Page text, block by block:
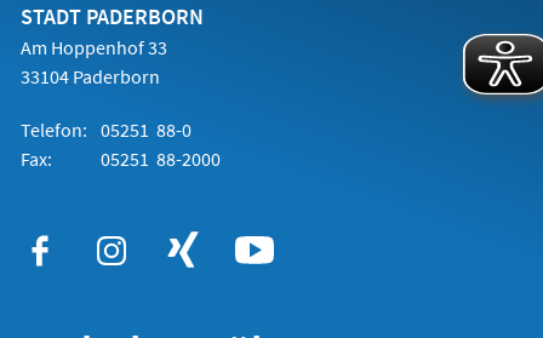
STADT PADERBORN
Am Hoppenhof 33
33104 Paderborn
Telefon: 05251 88-0
Fax:
05251 88-2000